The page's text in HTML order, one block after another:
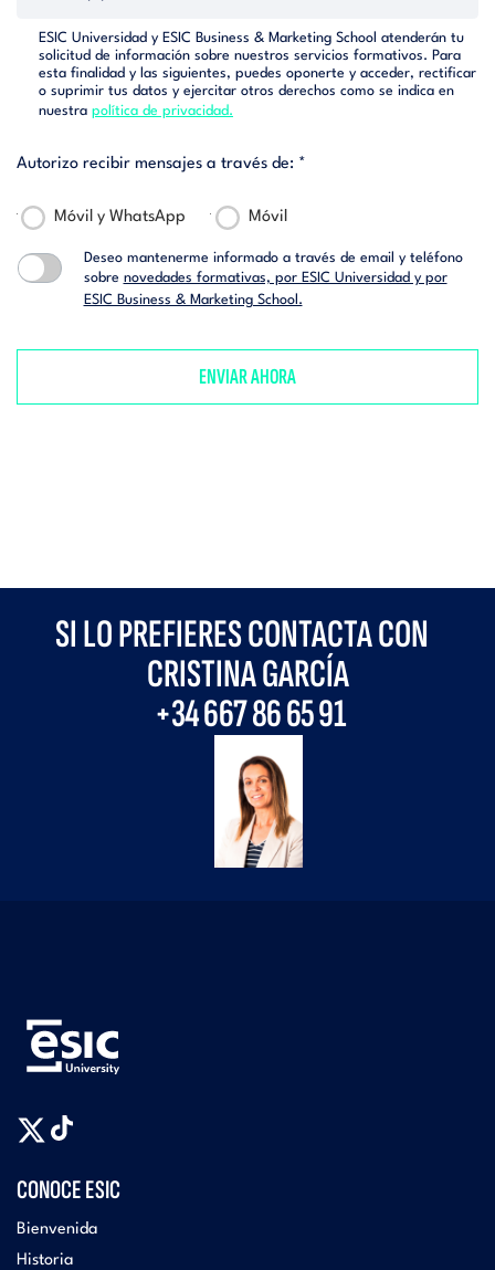
ESIC Universidad y ESIC Business & Marketing School atenderán tu
solicitud de información sobre nuestros servicios formativos. Para
esta finalidad y las siguientes, puedes oponerte y acceder, rectificar
o suprimir tus datos y ejercitar otros derechos como se indica en
nuestra política de privacidad.
Autorizo recibir mensajes a través de: *
Móvil y WhatsApp Móvil
Deseo mantenerme informado a través de email y teléfono
sobre novedades formativas, por ESIC Universidad y por
ESIC Business & Marketing School.
SI LO PREFIERES CONTACTA CON
CRISTINA GARCÍA
+34667 86 65 91
CONOCE ESIC
Bienvenida
Historia